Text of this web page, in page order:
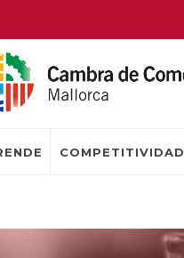
COMPETITIVIDAD